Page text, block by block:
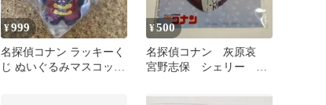
¥999
名探偵コナン ラッキーく
じ ぬいぐるみマスコット
¥500
名探偵コナン 灰原哀
宮野志保 シェリー ハ